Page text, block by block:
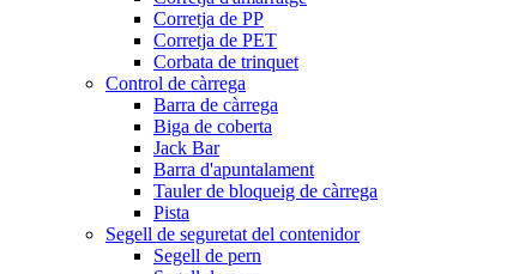
Corretja de PP
Corretja de PET
Corbata de trinquet
Control de càrrega
Barra de càrrega
Biga de coberta
Jack Bar
Barra d'apuntalament
Tauler de bloqueig de càrrega
Pista
Segell de seguretat del contenidor
Segell de pern